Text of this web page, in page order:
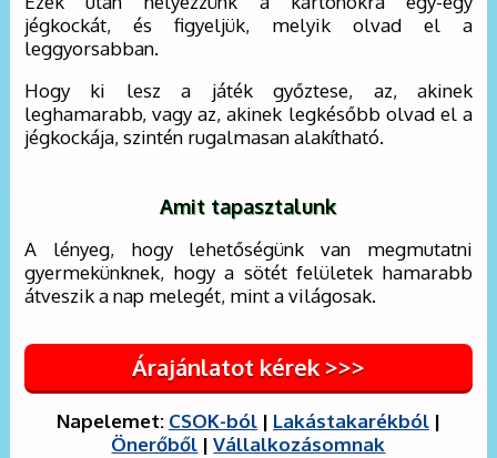
jégkockát, és figyeljük, melyik olvad el a
leggyorsabban.
Hogy ki lesz a játék győztese, az, akinek
leghamarabb, vagy az, akinek legkésőbb olvad el a
jégkockája, szintén rugalmasan alakítható.
Amit tapasztalunk
A lényeg, hogy lehetőségünk van megmutatni
gyermekünknek, hogy a sötét felületek hamarabb
átveszik a nap melegét, mint a világosak.
Árajánlatot kérek >>>
Napelemet: CSOK-ból| Lakástakarékból|
Önerőből |Vállalkozásomnak